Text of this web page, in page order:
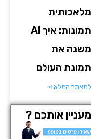
מלאכותית
תמונות: איך AI
משנה את
תמונת העולם
למאמר המלא »
מעניין אותכם ?